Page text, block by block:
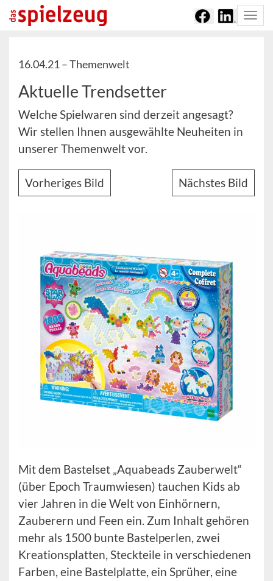
16.04.21 –Themenwelt
Aktuelle Trendsetter
Welche Spielwaren sind derzeit angesagt?
Wir stellen Ihnen ausgewählte Neuheiten in
unserer Themenwelt vor.
Vorheriges Bild Nächstes Bild
Mit dem Bastelset „Aquabeads Zauberwelt“
(über Epoch Traumwiesen) tauchen Kids ab
vier Jahren in die Welt von Einhörnern,
Zauberern und Feen ein. Zum Inhalt gehören
mehr als 1500 bunte Bastelperlen, zwei
Kreationsplatten, Steckteile in verschiedenen
Farben, eine Bastelplatte, ein Sprüher, eine